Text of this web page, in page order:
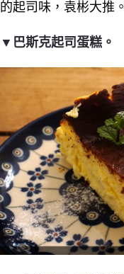
的起司味，袁彬大推。
▼巴斯克起司蛋糕。